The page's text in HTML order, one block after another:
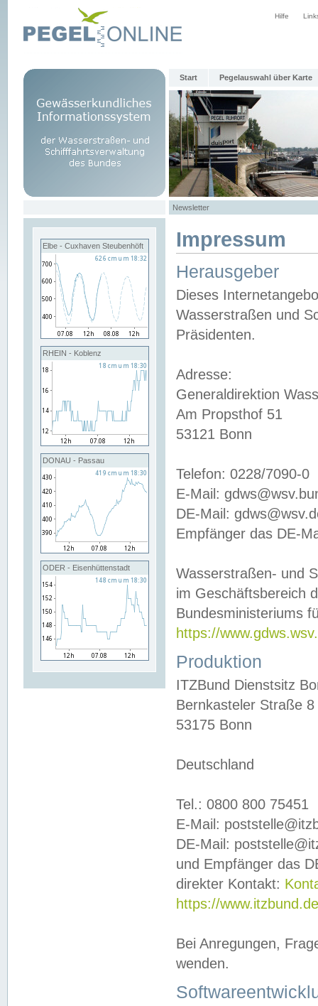
Hilfe
Start Pegelauswahl über Karte
Newsletter
Elbe - Cuxhaven Steubenhöft
RHEIN - Koblenz
DONAU - Passau
ODER - Eisenhüttenstadt
Impressum
Herausgeber
Dieses
Wasserstraßen und
Präsidenten.
Adresse:
Generaldirektion
Am Propsthof 51
53121 Bonn
Telefon: 0228/7090-0
E-Mail:
DE-Mail:
Empfänger das DE-
Wasserstraßen- und
im Geschäftsbereich
Bundesministeriums
https://
Produktion
ITZBund Dienstsitz
Bernkasteler Straße 8
53175 Bonn
Deutschland
Tel.: 0800 800 75451
E-Mail:
DE-Mail:
und Empfänger das
direkter Kontakt:
https://
Bei Anregungen,
wenden.